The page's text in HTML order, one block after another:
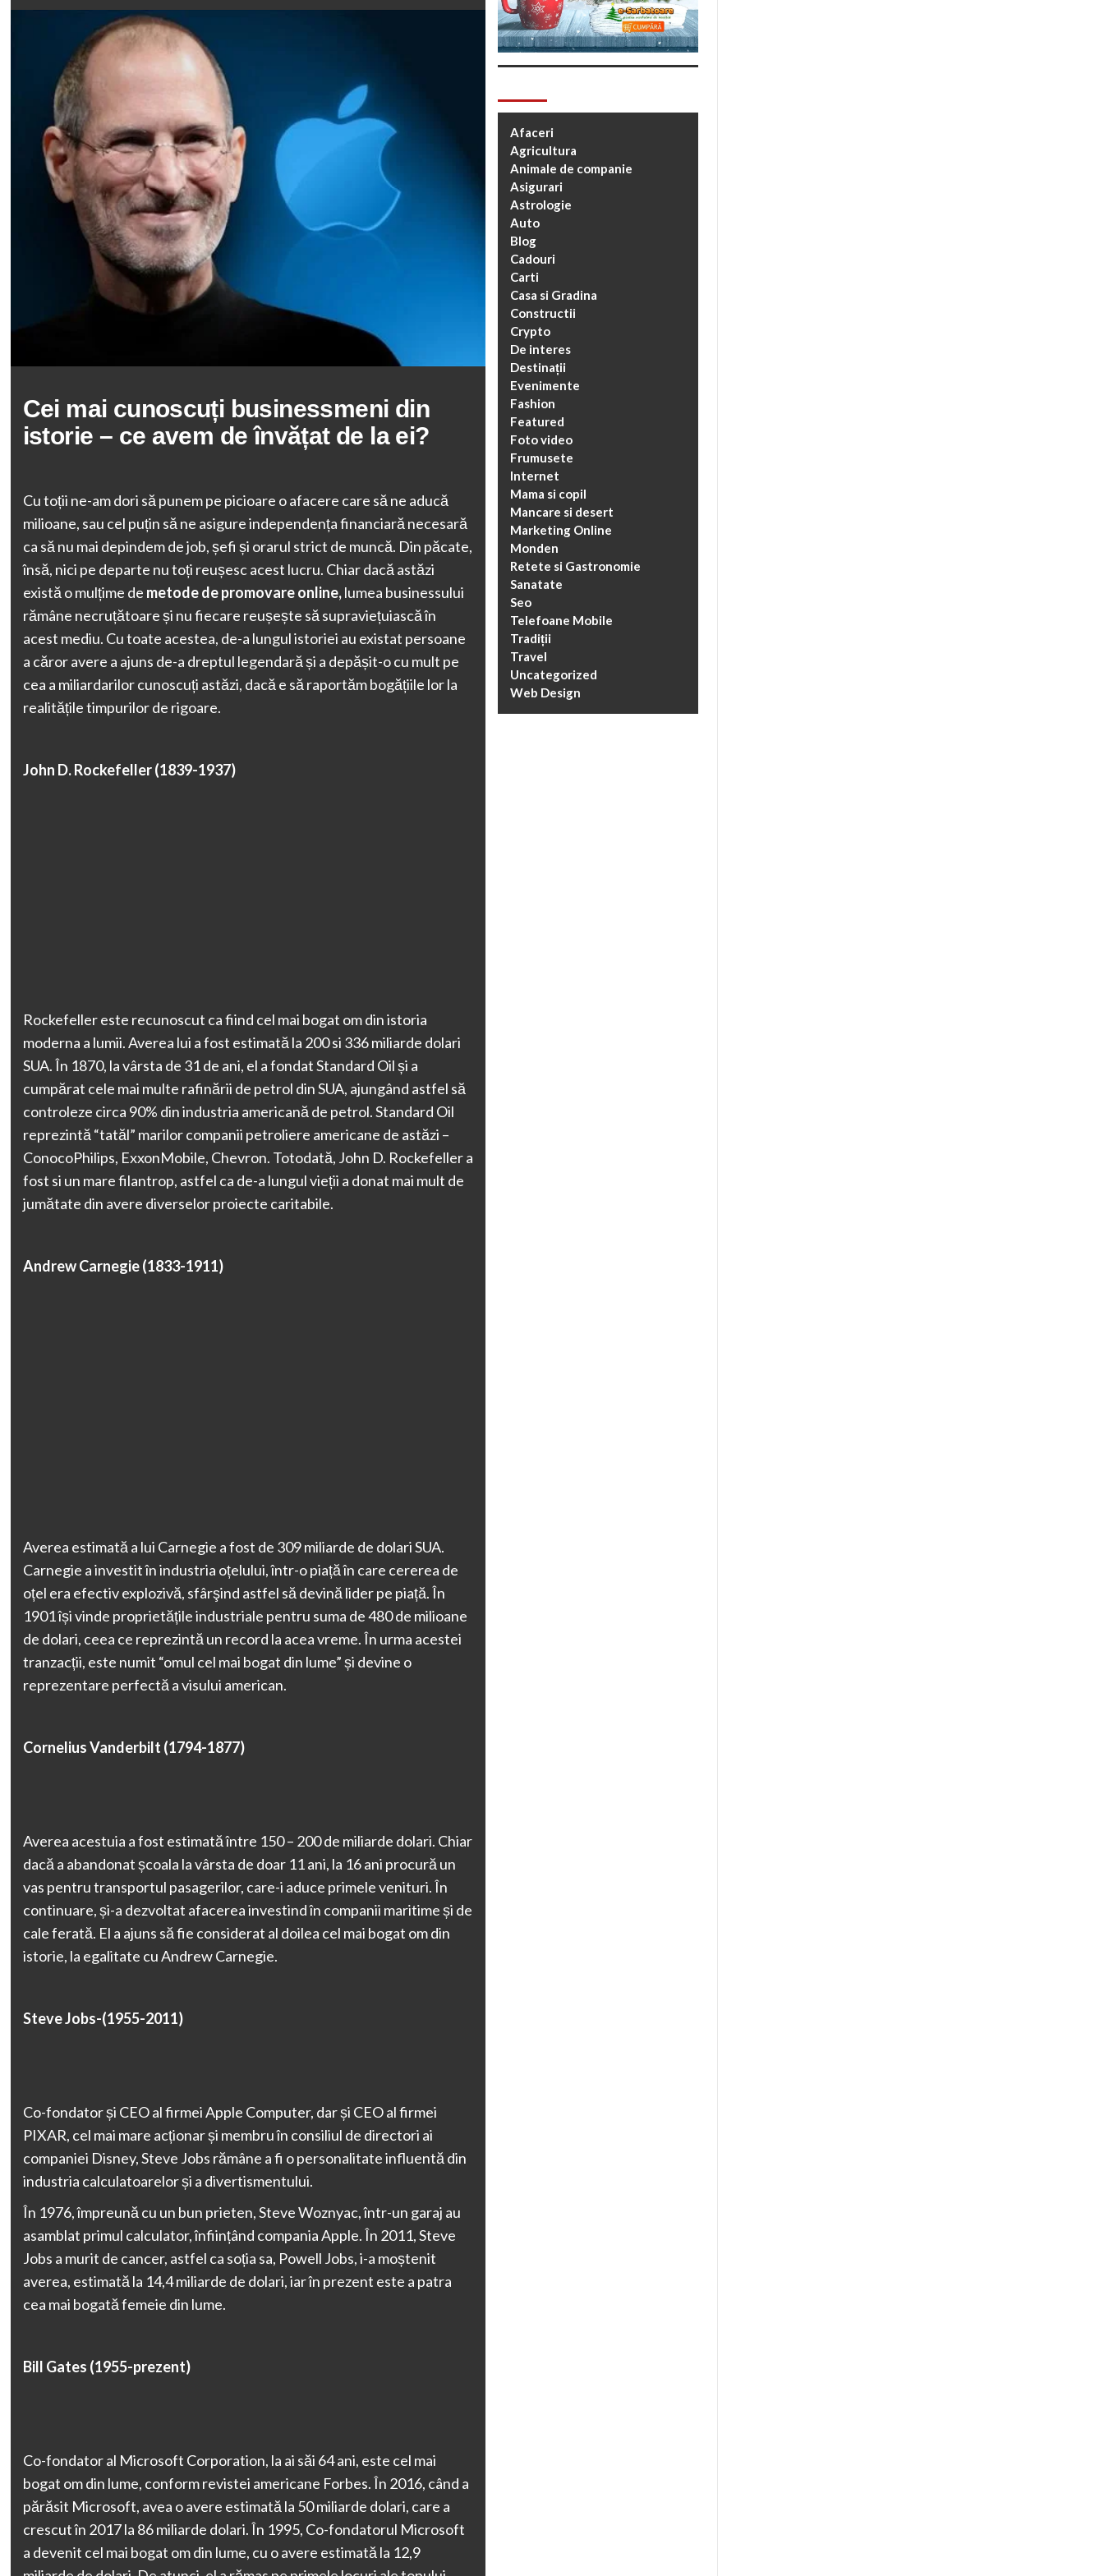
Cei mai cunoscuți businessmeni din
istorie – ce avem de învățat de la ei?
Cu toții ne-am dori să punem pe picioare o afacere care să ne aducă
milioane, sau cel puțin să ne asigure independența financiară necesară
ca să nu mai depindem de job, șefi și orarul strict de muncă. Din păcate,
însă, nici pe departe nu toți reușesc acest lucru. Chiar dacă astăzi
există o mulțime de metode de promovare online,lumea businessului
rămâne necruțătoare și nu fiecare reușește să supraviețuiască în
acest mediu. Cu toate acestea, de-a lungul istoriei au existat persoane
a căror avere a ajuns de-a dreptul legendară și a depășit-o cu mult pe
cea a miliardarilor cunoscuți astăzi, dacă e să raportăm bogățiile lor la
realitățile timpurilor de rigoare.
John D. Rockefeller (1839-1937)
Rockefeller este recunoscut ca fiind cel mai bogat om din istoria
moderna a lumii. Averea lui a fost estimată la 200 si 336 miliarde dolari
SUA. În 1870, la vârsta de 31 de ani, el a fondat Standard Oil și a
cumpărat cele mai multe rafinării de petrol din SUA, ajungând astfel să
controleze circa 90% din industria americană de petrol. Standard Oil
reprezintă “tatăl” marilor companii petroliere americane de astăzi –
ConocoPhilips, ExxonMobile, Chevron. Totodată, John D. Rockefeller a
fost si un mare filantrop, astfel ca de-a lungul vieții a donat mai mult de
jumătate din avere diverselor proiecte caritabile.
Andrew Carnegie (1833-1911)
Averea estimată a lui Carnegie a fost de 309 miliarde de dolari SUA.
Carnegie a investit în industria oțelului, într-o piață în care cererea de
oțel era efectiv explozivă, sfârşind astfel să devină lider pe piață. În
1901 își vinde proprietățile industriale pentru suma de 480 de milioane
de dolari, ceea ce reprezintă un record la acea vreme. În urma acestei
tranzacții, este numit “omul cel mai bogat din lume” și devine o
reprezentare perfectă a visului american.
Cornelius Vanderbilt (1794-1877)
Averea acestuia a fost estimată între 150 – 200 de miliarde dolari. Chiar
dacă a abandonat școala la vârsta de doar 11 ani, la 16 ani procură un
vas pentru transportul pasagerilor, care-i aduce primele venituri. În
continuare, și-a dezvoltat afacerea investind în companii maritime și de
cale ferată. El a ajuns să fie considerat al doilea cel mai bogat om din
istorie, la egalitate cu Andrew Carnegie.
Steve Jobs-(1955-2011)
Co-fondator și CEO al firmei Apple Computer, dar și CEO al firmei
PIXAR, cel mai mare acționar și membru în consiliul de directori ai
companiei Disney, Steve Jobs rămâne a fi o personalitate influentă din
industria calculatoarelor și a divertismentului.
În 1976, împreună cu un bun prieten, Steve Woznyac, într-un garaj au
asamblat primul calculator, înființând compania Apple. În 2011, Steve
Jobs a murit de cancer, astfel ca soția sa, Powell Jobs, i-a moștenit
averea, estimată la 14,4 miliarde de dolari, iar în prezent este a patra
cea mai bogată femeie din lume.
Bill Gates (1955-prezent)
Co-fondator al Microsoft Corporation, la ai săi 64 ani, este cel mai
bogat om din lume, conform revistei americane Forbes. În 2016, când a
părăsit Microsoft, avea o avere estimată la 50 miliarde dolari, care a
crescut în 2017 la 86 miliarde dolari. În 1995, Co-fondatorul Microsoft
a devenit cel mai bogat om din lume, cu o avere estimată la 12,9
Afaceri
Agricultura
Animale de companie
Asigurari
Astrologie
Auto
Blog
Cadouri
Carti
Casa si Gradina
Constructii
Crypto
De interes
Destinații
Evenimente
Fashion
Featured
Foto video
Frumusete
Internet
Mama si copil
Mancare si desert
Marketing Online
Monden
Retete si Gastronomie
Sanatate
Seo
Telefoane Mobile
Tradiții
Travel
Uncategorized
Web Design